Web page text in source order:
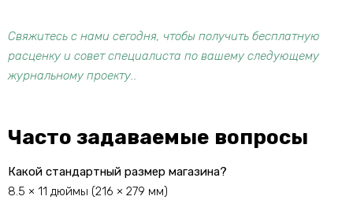
Свяжитесь с нами сегодня, чтобы получить бесплатную
расценку и совет специалиста по вашему следующему
журнальному проекту..
Часто задаваемые вопросы
Какой стандартный размер магазина?
8.5 × 11 дюймы (216 × 279 мм)